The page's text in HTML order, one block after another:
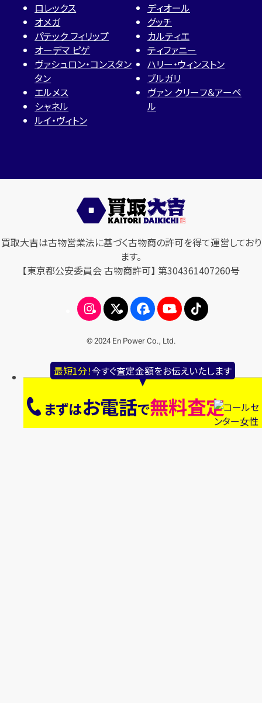
最短1分！今すぐ査定金額をお伝えいたします
まずはお電話で無料査定
ロレックス
オメガ
パテック フィリップ
オーデマ ピゲ
ヴァシュロン・コンスタン
タン
エルメス
シャネル
ルイ・ヴィトン
ディオール
グッチ
カルティエ
ティファニー
ハリー・ウィンストン
ブルガリ
ヴァン クリーフ＆アーペ
ル
買取大吉は古物営業法に基づく古物商の許可を得て運営しており
ます。
【東京都公安委員会 古物商許可】 第304361407260号
© 2024 En Power Co., Ltd.